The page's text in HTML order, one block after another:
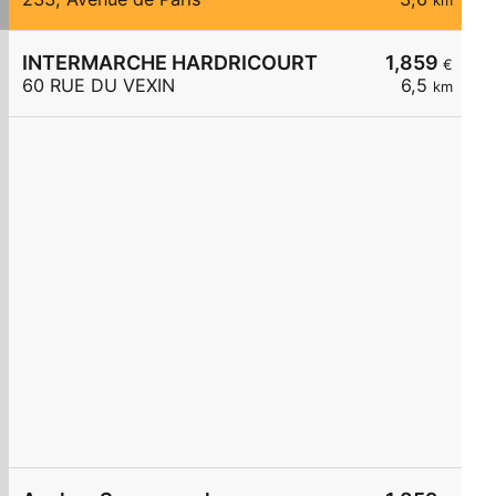
1,859 €
6,5 km
INTERMARCHE HARDRICOURT
60 RUE DU VEXIN